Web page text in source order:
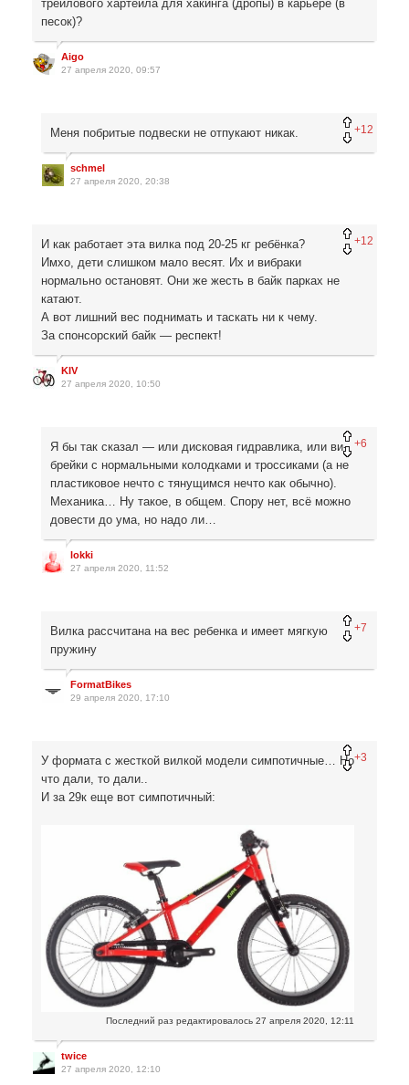
трейлового хартейла для хакинга (дропы) в карьере (в
песок)?
Aigo
27 апреля 2020, 09:57
+12
Меня побритые подвески не отпукают никак.
schmel
27 апреля 2020, 20:38
+12
И как работает эта вилка под 20-25 кг ребёнка?
Имхо, дети слишком мало весят. Их и вибраки
нормально остановят. Они же жесть в байк парках не
катают.
А вот лишний вес поднимать и таскать ни к чему.
За спонсорский байк — респект!
KIV
27 апреля 2020, 10:50
+6
Я бы так сказал — или дисковая гидравлика, или ви-
брейки с нормальными колодками и троссиками (а не
пластиковое нечто с тянущимся нечто как обычно).
Механика… Ну такое, в общем. Спору нет, всё можно
довести до ума, но надо ли…
lokki
27 апреля 2020, 11:52
+7
Вилка рассчитана на вес ребенка и имеет мягкую
пружину
FormatBikes
29 апреля 2020, 17:10
+3
У формата с жесткой вилкой модели симпотичные… Но
что дали, то дали..
И за 29к еще вот симпотичный:
Последний раз редактировалось 27 апреля 2020, 12:11
twice
27 апреля 2020, 12:10